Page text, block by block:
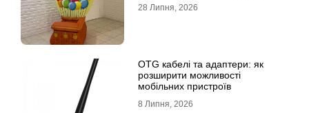
28 Липня, 2026
OTG кабелі та адаптери: як
розширити можливості
мобільних пристроїв
8 Липня, 2026